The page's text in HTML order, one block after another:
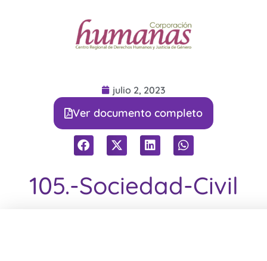
105.-Sociedad-Civil
julio 2, 2023
Ver documento completo